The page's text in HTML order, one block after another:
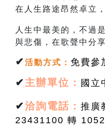
在人生路途昂然卓立
人生中最美的，不過
與悲傷，在歌聲中分
✔活動方式 ： 免費參
✔主辦單位： 國立
✔洽詢電話： 推廣
23431100 轉 1052